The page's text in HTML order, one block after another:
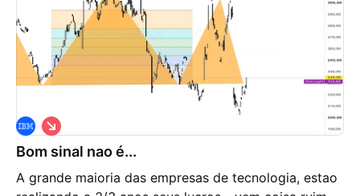
Bom sinal nao é...
A grande maioria das empresas de tecnologia, estao
V
i
é
d